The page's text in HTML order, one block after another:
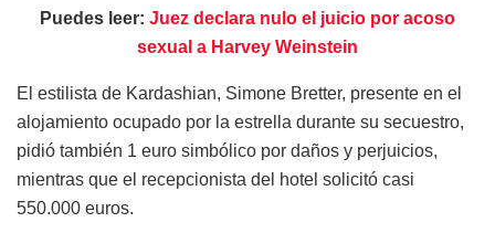
Puedes leer: Juez declara nulo el juicio por acoso
sexual a Harvey Weinstein
El estilista de Kardashian, Simone Bretter, presente en el
alojamiento ocupado por la estrella durante su secuestro,
pidió también 1 euro simbólico por daños y perjuicios,
mientras que el recepcionista del hotel solicitó casi
550.000 euros.